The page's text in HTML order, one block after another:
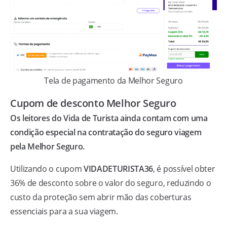
Tela de pagamento da Melhor Seguro
Cupom de desconto Melhor Seguro
Os leitores do Vida de Turista ainda contam com uma
condição especial na contratação do seguro viagem
pela Melhor Seguro.
Utilizando o cupomVIDADETURISTA36, é possível obter
36% de desconto sobre o valor do seguro, reduzindo o
custo da proteção sem abrir mão das coberturas
essenciais para a sua viagem.